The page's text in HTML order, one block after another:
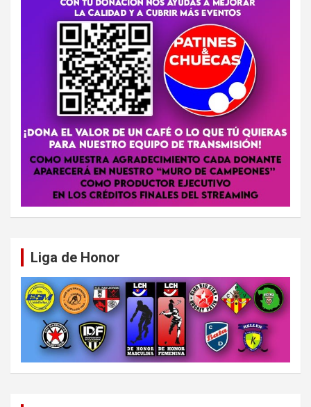
Liga de Honor